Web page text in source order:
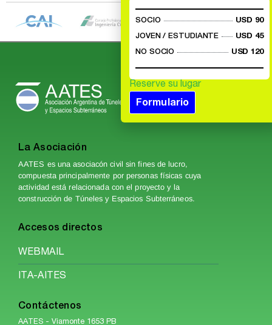
La Asociación
AATES es una asociacón civil sin fines de lucro,
compuesta principalmente por personas físicas cuya
actividad está relacionada con el proyecto y la
construcción de Túneles y Espacios Subterráneos.
Accesos directos
WEBMAIL
ITA-AITES
Contáctenos
AATES - Viamonte 1653 PB
SOCIO
USD 90
JOVEN / ESTUDIANTE
USD 45
NO SOCIO
USD 120
Reserve su lugar
Formulario